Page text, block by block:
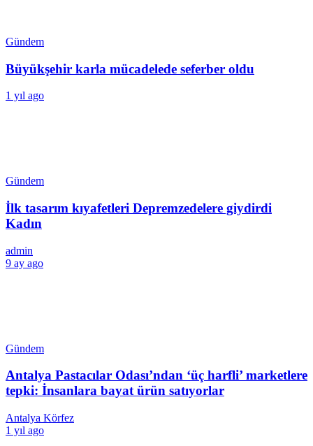
Gündem
Büyükşehir karla mücadelede seferber oldu
1 yıl ago
Gündem
İlk tasarım kıyafetleri Depremzedelere giydirdi
Kadın
admin
9 ay ago
Gündem
Antalya Pastacılar Odası’ndan ‘üç harfli’ marketlere
tepki: İnsanlara bayat ürün satıyorlar
Antalya Körfez
1 yıl ago